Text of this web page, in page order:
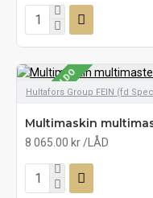
SE LAGERSALDO
Hultafors Group FEIN (fd
Multimaskin
8 065.00 kr /LÅD